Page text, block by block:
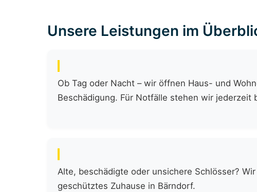
Unsere Leistungen im
Ob Tag oder Nacht – wir öffnen Haus- und
Beschädigung. Für Notfälle stehen wir jederzeit
Alte, beschädigte oder unsichere Schlösser?
geschütztes Zuhause in Bärndorf.